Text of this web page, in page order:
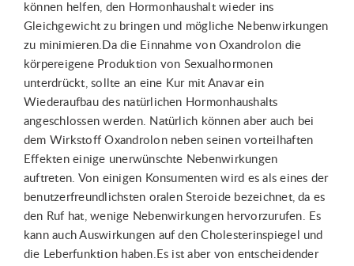
können helfen, den Hormonhaushalt wieder ins
Gleichgewicht zu bringen und mögliche Nebenwirkungen
zu minimieren.Da die Einnahme von Oxandrolon die
körpereigene Produktion von Sexualhormonen
unterdrückt, sollte an eine Kur mit Anavar ein
Wiederaufbau des natürlichen Hormonhaushalts
angeschlossen werden. Natürlich können aber auch bei
dem Wirkstoff Oxandrolon neben seinen vorteilhaften
Effekten einige unerwünschte Nebenwirkungen
auftreten. Von einigen Konsumenten wird es als eines der
benutzerfreundlichsten oralen Steroide bezeichnet, da es
den Ruf hat, wenige Nebenwirkungen hervorzurufen. Es
kann auch Auswirkungen auf den Cholesterinspiegel und
die Leberfunktion haben.Es ist aber von entscheidender